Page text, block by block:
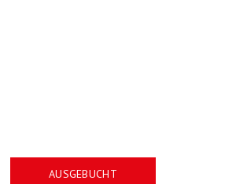
AUSGEBUCHT